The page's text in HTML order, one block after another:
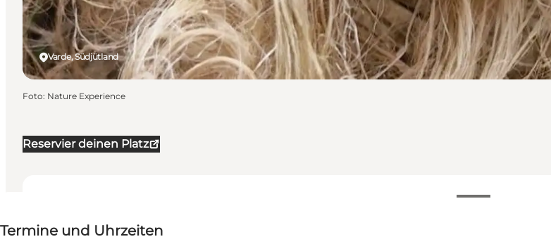
Reservier deinen Platz
Termine und Uhrzeiten
Website besuchen
Varde, Südjütland
Foto: Nature Experience